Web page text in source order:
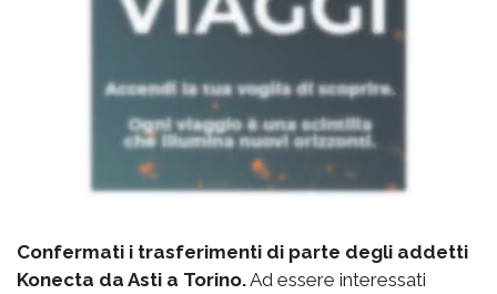
Confermati i trasferimenti di parte degli addetti
Konecta da Asti a Torino.Ad essere interessati